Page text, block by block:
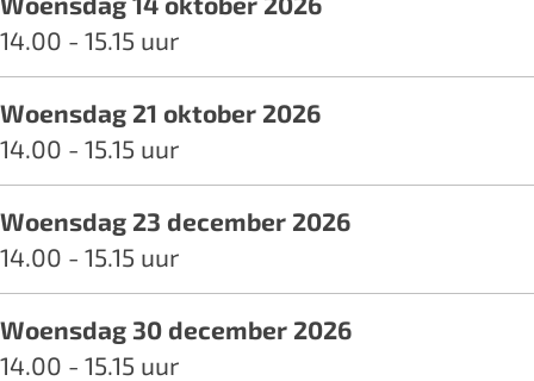
i
n
t
i
e
14.00 - 15.15 uur
Woensdag 21 oktober 2026
14.00 - 15.15 uur
Woensdag 23 december 2026
14.00 - 15.15 uur
Woensdag 30 december 2026
14.00 - 15.15 uur